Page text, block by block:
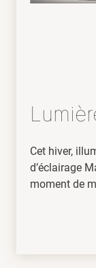
Cet hiver,
d’éclairage
moment de